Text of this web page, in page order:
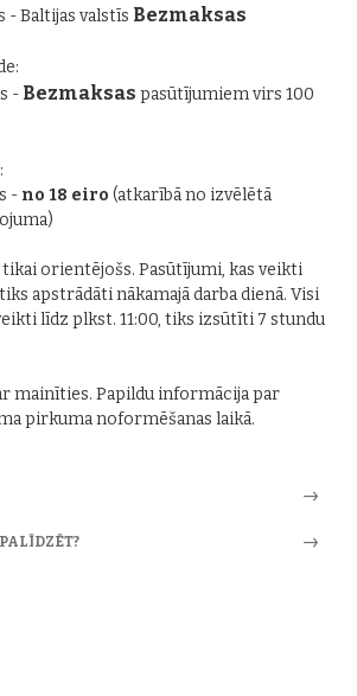
- Baltijas valstīs Bezmaksas
- Bezmaksas pasūtījumiem virs 100
- no 18 eiro (atkarībā no izvēlētā
tikai orientējošs. Pasūtījumi, kas veikti
apstrādāti nākamajā darba dienā. Visi
līdz plkst. 11:00, tiks izsūtīti 7 stundu
mainīties. Papildu informācija par
pirkuma noformēšanas laikā.